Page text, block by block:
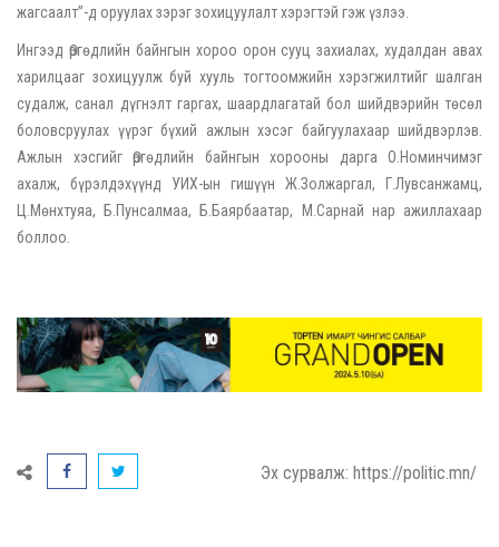
жагсаалт”-д оруулах зэрэг зохицуулалт хэрэгтэй гэж үзлээ.
Ингээд Өргөдлийн байнгын хороо орон сууц захиалах, худалдан авах
харилцааг зохицуулж буй хууль тогтоомжийн хэрэгжилтийг шалган
судалж, санал дүгнэлт гаргах, шаардлагатай бол шийдвэрийн төсөл
боловсруулах үүрэг бүхий ажлын хэсэг байгуулахаар шийдвэрлэв.
Ажлын хэсгийг Өргөдлийн байнгын хорооны дарга О.Номинчимэг
ахалж, бүрэлдэхүүнд УИХ-ын гишүүн Ж.Золжаргал, Г.Лувсанжамц,
Ц.Мөнхтуяа, Б.Пунсалмаа, Б.Баярбаатар, М.Сарнай нар ажиллахаар
боллоо.
Эх сурвалж: https://politic.mn/